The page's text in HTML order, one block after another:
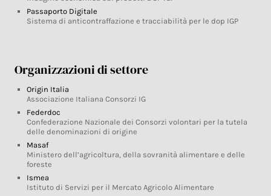
Passaporto Digitale
Sistema di anticontraffazione e tracciabilità per le dop IGP
Organizzazioni di settore
Origin Italia
Associazione Italiana Consorzi IG
Federdoc
Confederazione Nazionale dei Consorzi volontari per la tutela
delle denominazioni di origine
Masaf
Ministero dell’agricoltura, della sovranità alimentare e delle
foreste
Ismea
Istituto di Servizi per il Mercato Agricolo Alimentare